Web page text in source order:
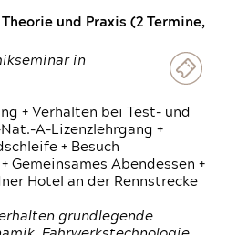
und Praxis (2 Termine,
in
+ Verhalten bei Test- und
A-Lizenzlehrgang +
+ Besuch
Gemeinsames Abendessen +
Hotel an der Rennstrecke
grundlegende